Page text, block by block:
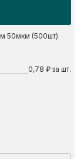
50мкм (500шт)
0,78 ₽ за шт.